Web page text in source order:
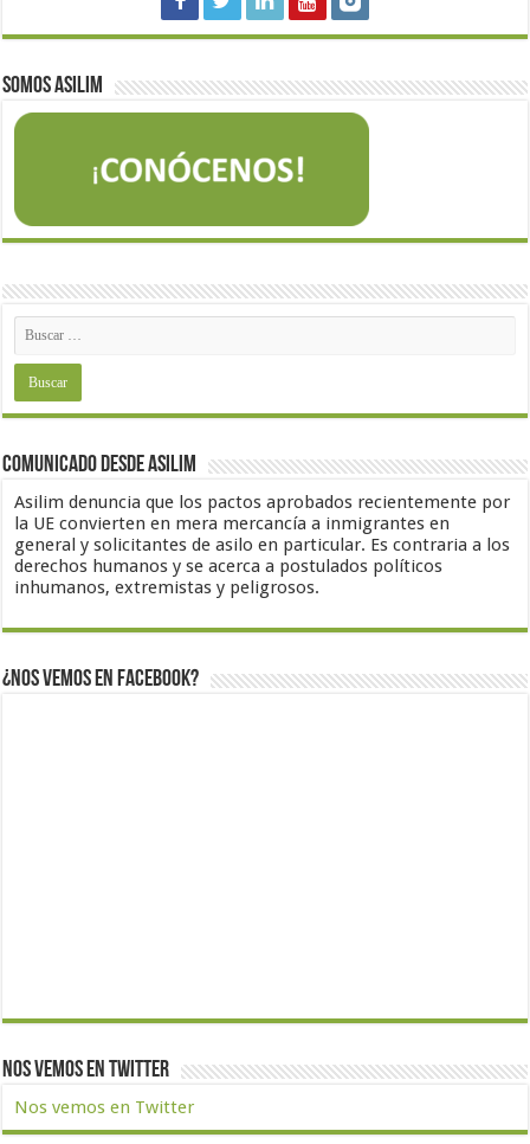
Somos Asilim
Comunicado desde Asilim
Asilim denuncia que los pactos aprobados recientemente por
la UE convierten en mera mercancía a inmigrantes en
general y solicitantes de asilo en particular. Es contraria a los
derechos humanos y se acerca a postulados políticos
inhumanos, extremistas y peligrosos.
¿Nos vemos en Facebook?
Nos vemos en Twitter
Nos vemos en Twitter